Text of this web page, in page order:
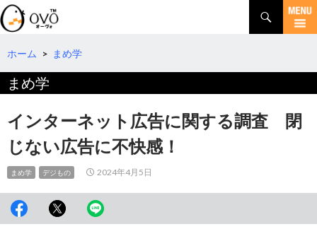
検
索
コ
テ
へ
ホーム > まめ学
まめ学
インターネット広告に関する調査 閉
じない広告に不快感！
まめ学 デジもの 2024年4月5日